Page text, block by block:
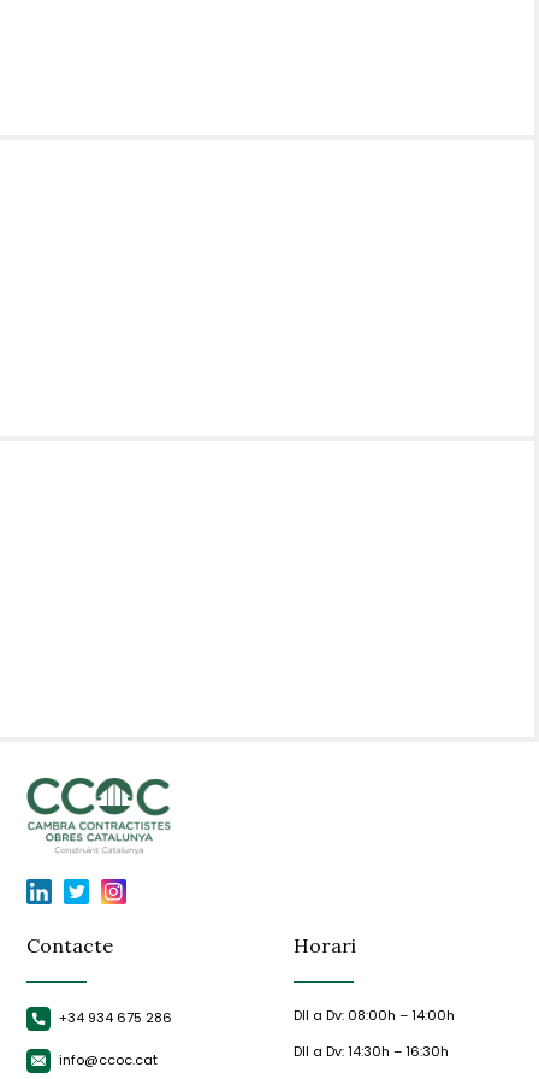
Contacte
+34 934 675 286
info@ccoc.cat
Horari
Dll a Dv: 08:00h – 14:00h
Dll a Dv: 14:30h – 16:30h